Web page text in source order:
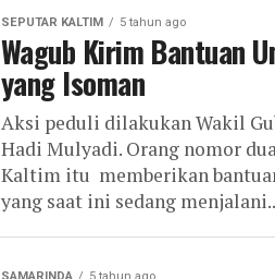
SEPUTAR KALTIM 5 tahun ago
Wagub Kirim Bantuan
yang Isoman
Aksi peduli dilakukan Wakil
Hadi Mulyadi. Orang nomor
Kaltim itu memberikan
yang saat ini sedang